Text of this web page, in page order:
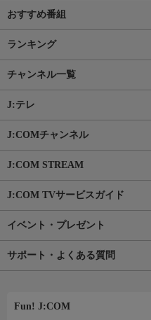
おすすめ番組
ランキング
チャンネル一覧
J:テレ
J:COMチャンネル
J:COM STREAM
J:COM TVサービスガイド
イベント・プレゼント
サポート・よくある質問
Fun! J:COM